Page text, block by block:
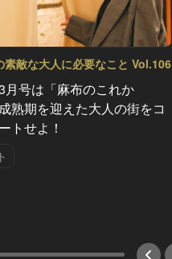
素敵な大人に必要なこと Vol.106
月号は「麻布のこれか
熟期を迎えた大人の街をコ
トせよ！